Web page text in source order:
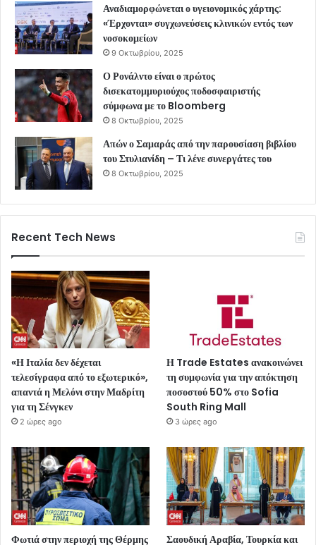
Αναδιαμορφώνεται ο υγειονομικός χάρτης:
«Έρχονται» συγχωνεύσεις κλινικών εντός των
νοσοκομείων
9 Οκτωβρίου, 2025
Ο Ρονάλντο είναι ο πρώτος
δισεκατομμυριούχος ποδοσφαιριστής
σύμφωνα με το Bloomberg
8 Οκτωβρίου, 2025
Απών ο Σαμαράς από την παρουσίαση βιβλίου
του Στυλιανίδη – Τι λένε συνεργάτες του
8 Οκτωβρίου, 2025
Recent Tech News
«Η Ιταλία δεν δέχεται
τελεσίγραφα από το εξωτερικό»,
απαντά η Μελόνι στην Μαδρίτη
για τη Σένγκεν
2 ώρες ago
Η Trade Estates ανακοινώνει
τη συμφωνία για την απόκτηση
ποσοστού 50% στο Sofia
South Ring Mall
3 ώρες ago
Φωτιά στην περιοχή της Θέρμης Σαουδική Αραβία, Τουρκία και